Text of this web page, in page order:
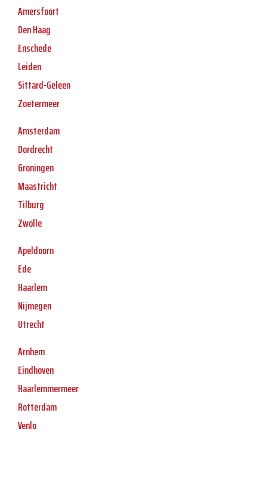
Amersfoort
Den Haag
Enschede
Leiden
Sittard-Geleen
Zoetermeer
Amsterdam
Dordrecht
Groningen
Maastricht
Tilburg
Zwolle
Apeldoorn
Ede
Haarlem
Nijmegen
Utrecht
Arnhem
Eindhoven
Haarlemmermeer
Rotterdam
Venlo